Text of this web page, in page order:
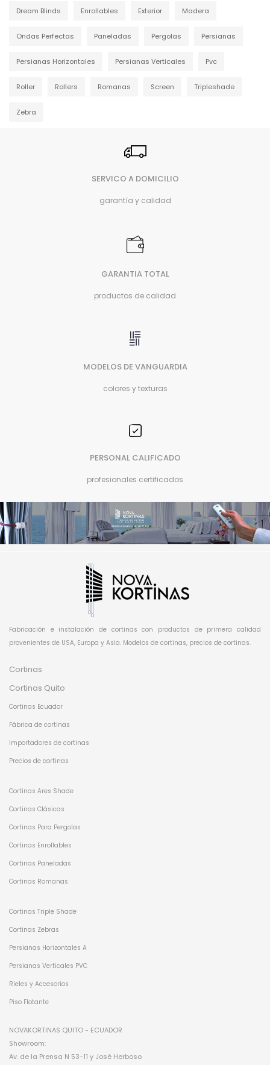
Dream Blinds Enrollables Exterior Madera
Ondas Perfectas Paneladas Pergolas Persianas
Persianas Horizontales Persianas Verticales Pvc
Roller Rollers Romanas Screen Tripleshade
Zebra
SERVICO A DOMICILIO
garantía y calidad
GARANTIA TOTAL
productos de calidad
MODELOS DE VANGUARDIA
colores y texturas
PERSONAL CALIFICADO
profesionales certificados
Fabricación e instalación de cortinas con productos de primera calidad
provenientes de USA, Europa y Asia. Modelos de cortinas, precios de cortinas.
Cortinas
Cortinas Quito
Cortinas Ecuador
Fábrica de cortinas
Importadores de cortinas
Precios de cortinas
Cortinas Ares Shade
Cortinas Clásicas
Cortinas Para Pergolas
Cortinas Enrollables
Cortinas Paneladas
Cortinas Romanas
Cortinas Triple Shade
Cortinas Zebras
Persianas Horizontales A
Persianas Verticales PVC
Rieles y Accesorios
Piso Flotante
NOVAKORTINAS QUITO - ECUADOR
Showroom:
Av. de la Prensa N 53-11 y José Herboso